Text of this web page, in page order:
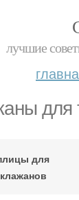
лучшие
для
для